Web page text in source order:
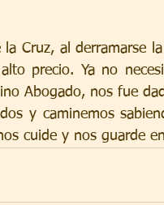
la Cruz, al derramarse
precio. Ya no
Abogado, nos fue
y caminemos
cuide y nos guarde